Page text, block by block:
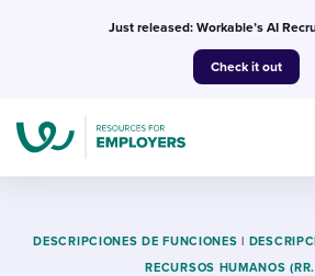
Just released: Workable’s AI
Check it out
DESCRIPCIONES DE FUNCIONES |
RECURSOS HUMANOS